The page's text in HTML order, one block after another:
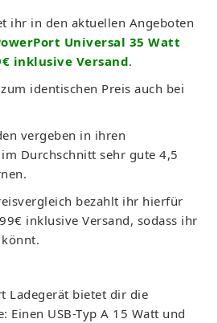
ihr in den aktuellen Angeboten
Universal 35 Watt
inklusive Versand.
identischen Preis auch bei
vergeben in ihren
Durchschnitt sehr gute 4,5
bezahlt ihr hierfür
inklusive Versand, sodass ihr
Ladegerät bietet dir die
Einen USB-Typ A 15 Watt und